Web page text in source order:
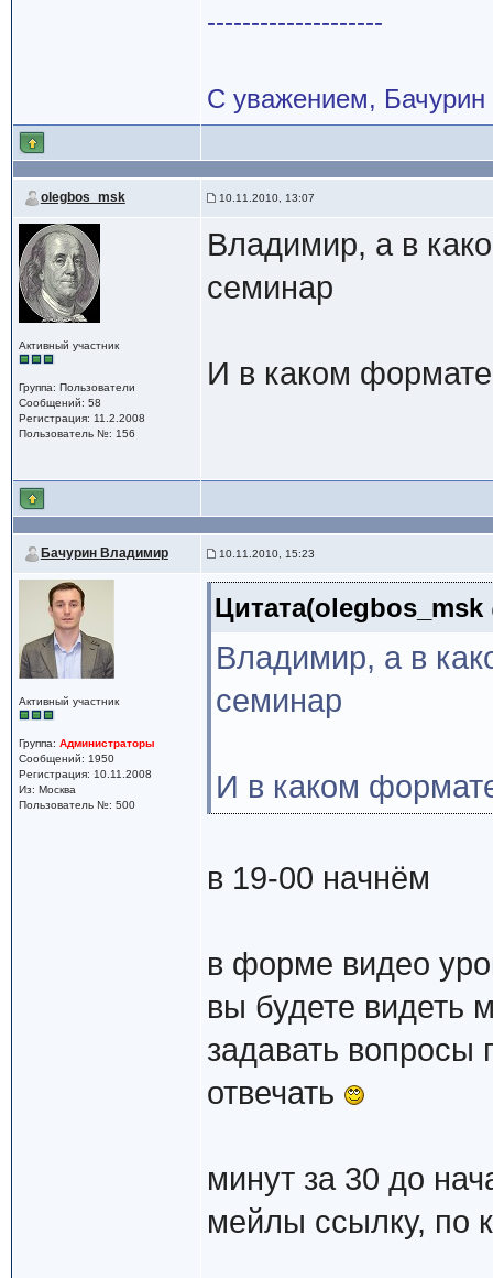
--------------------
С уважением,
olegbos_msk 10.11.2010, 13:07
Активный участник
Группа: Пользователи
Сообщений: 58
Регистрация: 11.2.2008
Пользователь №: 156
Владимир, а в
семинар
И в каком
Бачурин Владимир 10.11.2010, 15:23
Активный участник
Группа: Администраторы
Сообщений: 1950
Регистрация: 10.11.2008
Из: Москва
Пользователь №: 500
Цитата(olegbos_msk
Владимир, а в
семинар
И в каком
в 19-00 начнём
в форме видео
вы будете видеть
задавать вопросы
отвечать
минут за 30 до
мейлы ссылку, по